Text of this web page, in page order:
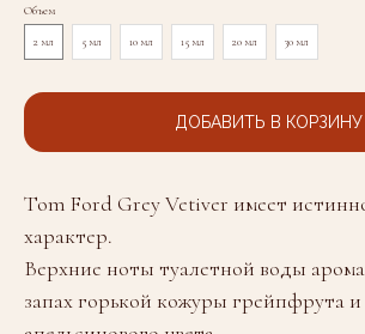
Объем
2 мл 5 мл 10 мл 15 мл 20 мл 30 мл
ДОБАВИТЬ В КОРЗИНУ
Tom Ford Grey Vetiver имеет
характер.
Верхние ноты туалетной воды
запах горькой кожуры грейпфрута и